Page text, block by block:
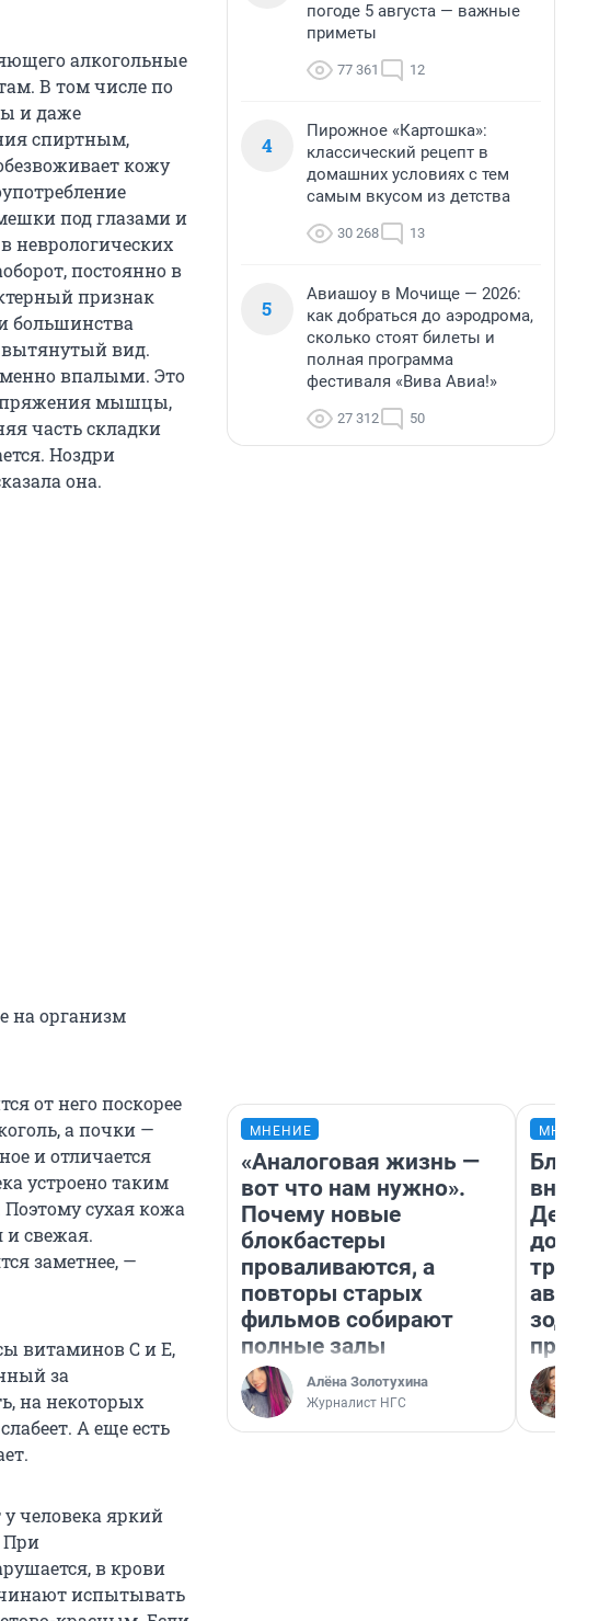
алкогольные
В том числе по
и даже
спиртным,
кожу
под глазами и
неврологических
постоянно в
признак
большинства
вытянутый вид.
впалыми. Это
мышцы,
часть складки
Ноздри
она.
на организм
от него поскорее
а почки —
и отличается
устроено таким
сухая кожа
и свежая.
заметнее, —
витаминов C и E,
за
на некоторых
А еще есть
человека яркий
При
в крови
испытывать
погоде 5 августа — важные
приметы
77 361 12
4
Пирожное «Картошка»:
классический рецепт в
домашних условиях с тем
самым вкусом из детства
30 268 13
5
Авиашоу в Мочище — 2026:
как добраться до аэродрома,
сколько стоят билеты и
полная программа
фестиваля «Вива Авиа!»
27 312 50
МНЕНИЕ
«Аналоговая жизнь —
вот что нам нужно».
Почему новые
блокбастеры
проваливаются, а
повторы старых
фильмов собирают
полные залы
Алёна Золотухина
Журналист НГС